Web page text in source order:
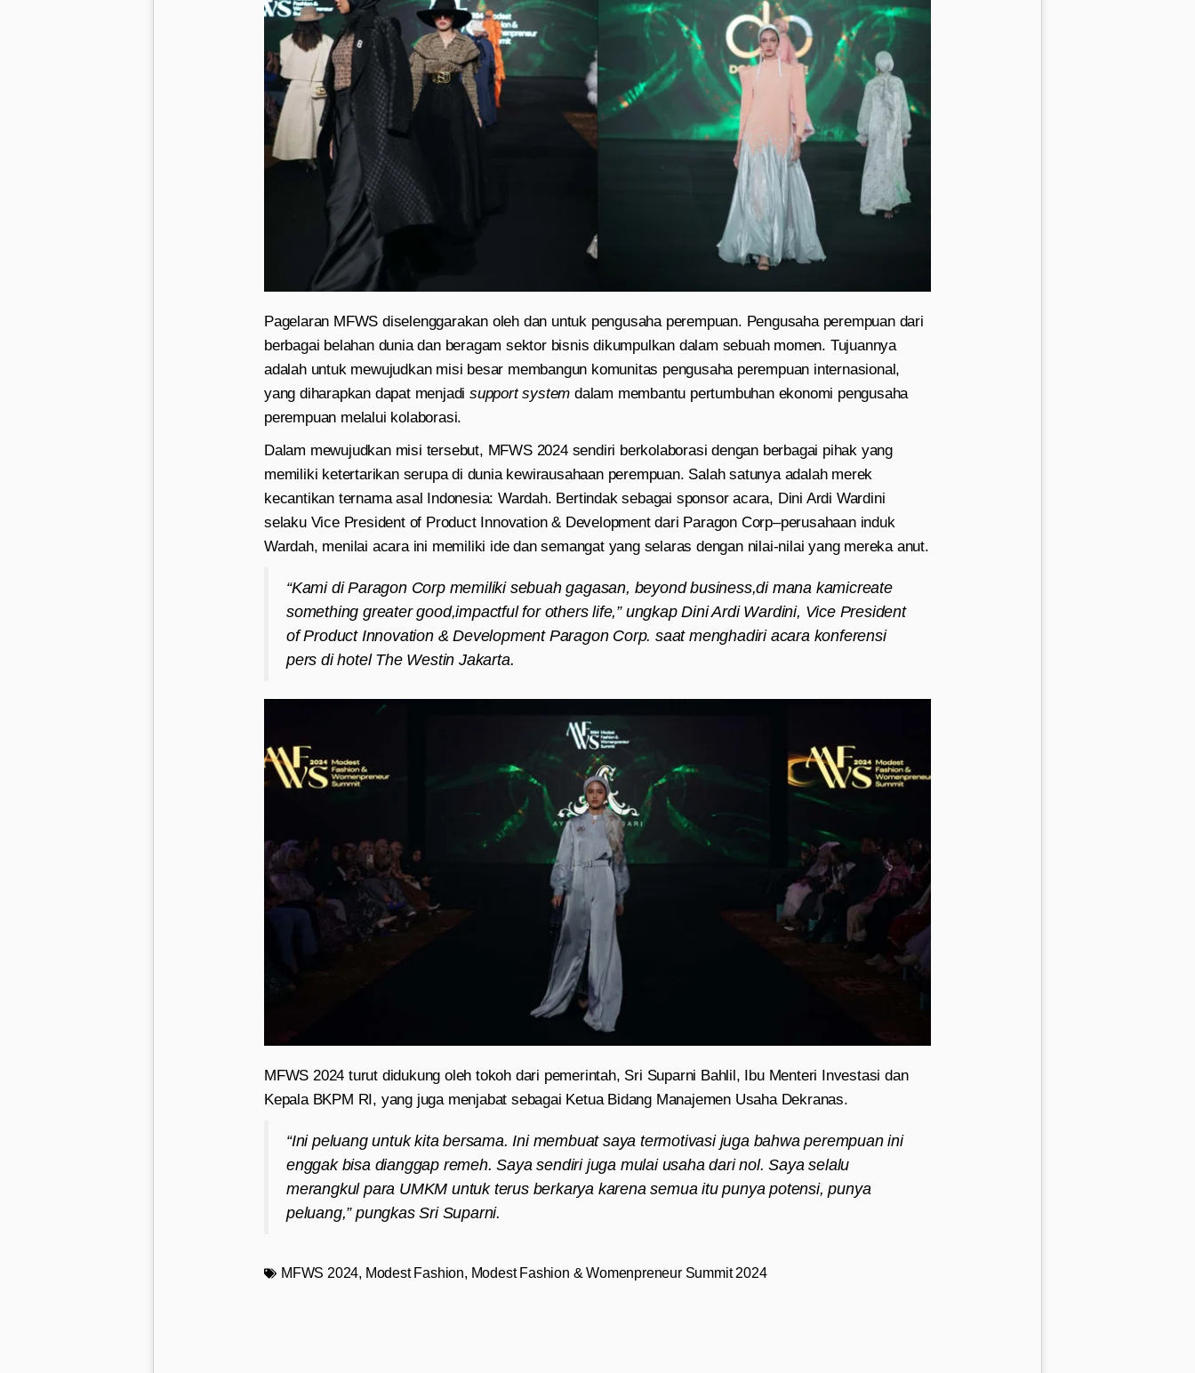
Pagelaran MFWS diselenggarakan oleh dan untuk pengusaha perempuan. Pengusaha perempuan dari
berbagai belahan dunia dan beragam sektor bisnis dikumpulkan dalam sebuah momen. Tujuannya
adalah untuk mewujudkan misi besar membangun komunitas pengusaha perempuan internasional,
yang diharapkan dapat menjadi support system dalam membantu pertumbuhan ekonomi pengusaha
perempuan melalui kolaborasi.
Dalam mewujudkan misi tersebut, MFWS 2024 sendiri berkolaborasi dengan berbagai pihak yang
memiliki ketertarikan serupa di dunia kewirausahaan perempuan. Salah satunya adalah merek
kecantikan ternama asal Indonesia: Wardah. Bertindak sebagai sponsor acara, Dini Ardi Wardini
selaku Vice President of Product Innovation & Development dari Paragon Corp–perusahaan induk
Wardah, menilai acara ini memiliki ide dan semangat yang selaras dengan nilai-nilai yang mereka anut.
“Kami di Paragon Corp memiliki sebuah gagasan, beyond business,di mana kamicreate
something greater good,impactful for others life,” ungkap Dini Ardi Wardini, Vice President
of Product Innovation & Development Paragon Corp. saat menghadiri acara konferensi
pers di hotel The Westin Jakarta.
MFWS 2024 turut didukung oleh tokoh dari pemerintah, Sri Suparni Bahlil, Ibu Menteri Investasi dan
Kepala BKPM RI, yang juga menjabat sebagai Ketua Bidang Manajemen Usaha Dekranas.
“Ini peluang untuk kita bersama. Ini membuat saya termotivasi juga bahwa perempuan ini
enggak bisa dianggap remeh. Saya sendiri juga mulai usaha dari nol. Saya selalu
merangkul para UMKM untuk terus berkarya karena semua itu punya potensi, punya
peluang,” pungkas Sri Suparni.
MFWS 2024, Modest Fashion, Modest Fashion & Womenpreneur Summit 2024